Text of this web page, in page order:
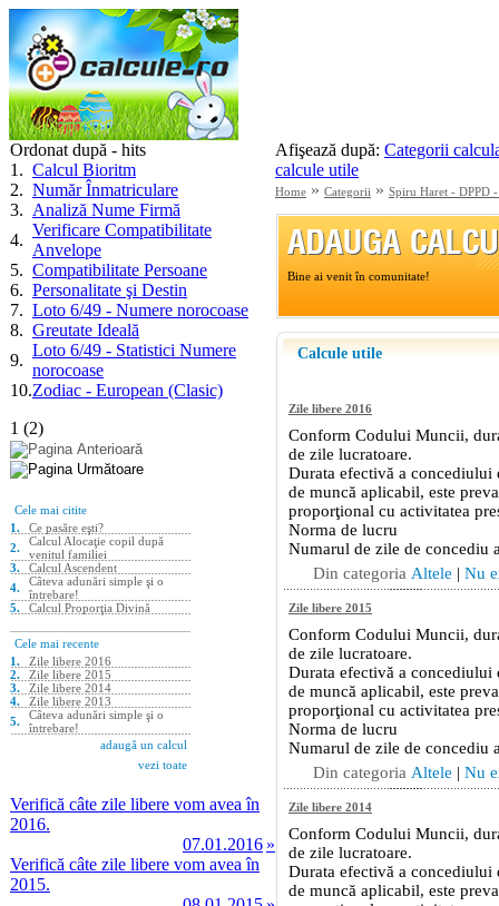
Ordonat după - hits
1 . Calcul Bioritm
2. Număr Înmatriculare
3. Analiză Nume Firmă
4.
Verificare Compatibilitate
Anvelope
5. Compatibilitate Persoane
6. Personalitate şi Destin
7. Loto 6/49 - Numere norocoase
8. Greutate Ideală
9.
Loto 6/49 - Statistici Numere
norocoase
10.Zodiac - European (Clasic)
1 (2)
Verifică câte zile libere vom avea în
2016.
07.01.2016 »
Verifică câte zile libere vom avea în
2015.
Afişează după: Categorii
calcule utile
Home » Categorii » Spiru Haret - DPPD